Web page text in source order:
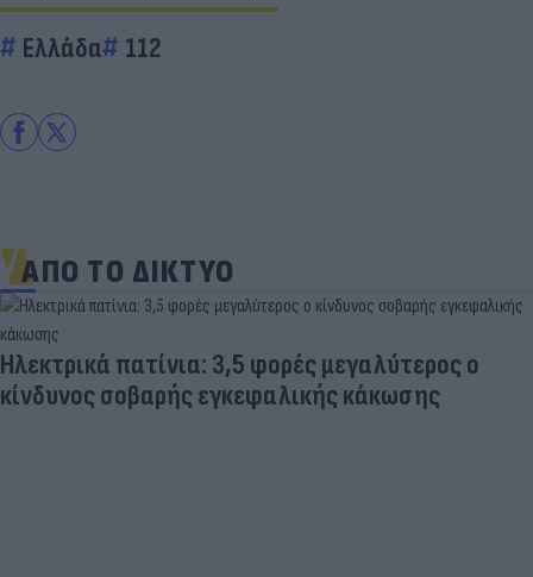
Ελλάδα 112
ΑΠΟ ΤΟ ΔΙΚΤΥΟ